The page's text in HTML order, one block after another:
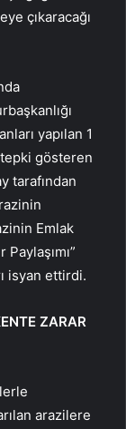
çıkaracağı
yapılan 1
gösteren
tarafından
Emlak
Paylaşımı”
isyan ettirdi.
ZARAR
arazilere